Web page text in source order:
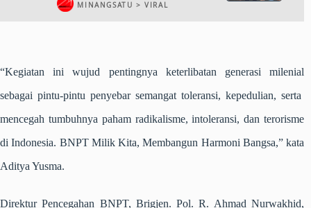
MINANGSATU > VIRAL
“Kegiatan ini wujud pentingnya keterlibatan generasi milenial
sebagai pintu-pintu penyebar semangat toleransi, kepedulian, serta
mencegah tumbuhnya paham radikalisme, intoleransi, dan terorisme
di Indonesia. BNPT Milik Kita, Membangun Harmoni Bangsa,” kata
Aditya Yusma.
Direktur Pencegahan BNPT, Brigjen. Pol. R. Ahmad Nurwakhid,